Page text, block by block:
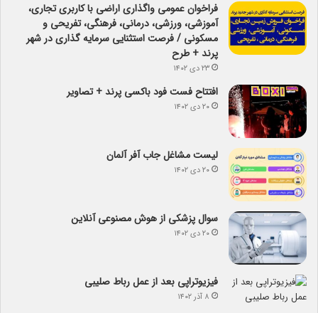
فراخوان عمومی واگذاری اراضی با کاربری تجاری،
آموزشی، ورزشی، درمانی، فرهنگی، تفریحی و
مسکونی / فرصت استثنایی سرمایه گذاری در شهر
پرند + طرح
۲۳ دی ۱۴۰۲
افتتاح فست فود باکسی پرند + تصاویر
۲۰ دی ۱۴۰۲
لیست مشاغل جاب آفر آلمان
۲۰ دی ۱۴۰۲
سوال پزشکی از هوش مصنوعی آنلاین
۲۰ دی ۱۴۰۲
فیزیوتراپی بعد از عمل رباط صلیبی
۸ آذر ۱۴۰۲